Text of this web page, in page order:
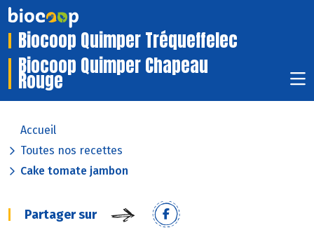
Biocoop Quimper Tréqueffelec
Biocoop Quimper Chapeau
Rouge
Accueil
Toutes nos recettes
Cake tomate jambon
Partager sur